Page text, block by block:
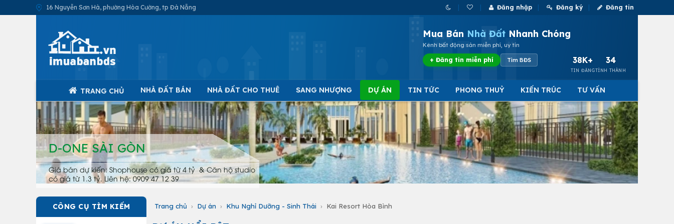
16 Nguyễn Sơn Hà, phường Hòa Cường, tp Đà Nẵng Đăng nhập Đăng ký Đăng tin
Mua Bán Nhà Đất Nhanh Chóng
Kênh bất động sản miễn phí, uy tín
+ Đăng tin miễn phí Tìm BĐS 38K+
TIN ĐĂNG
34
TỈNH THÀNH
TRANG CHỦ NHÀ ĐẤT BÁN NHÀ ĐẤT CHO THUÊ SANG NHƯỢNG DỰ ÁN TIN TỨC PHONG THUỶ KIẾN TRÚC TƯ VẤN
D-ONE SÀI GÒN
Giá bán dự kiến: Shophouse có giá từ 4 tỷ & Căn hộ studio
có giá từ 1.3 tỷ. Liên hệ: 0909 47 12 39
CÔNG CỤ TÌM KIẾM Trang chủ › Dự án › Khu Nghỉ Dưỡng - Sinh Thái › Kai Resort Hòa Bình